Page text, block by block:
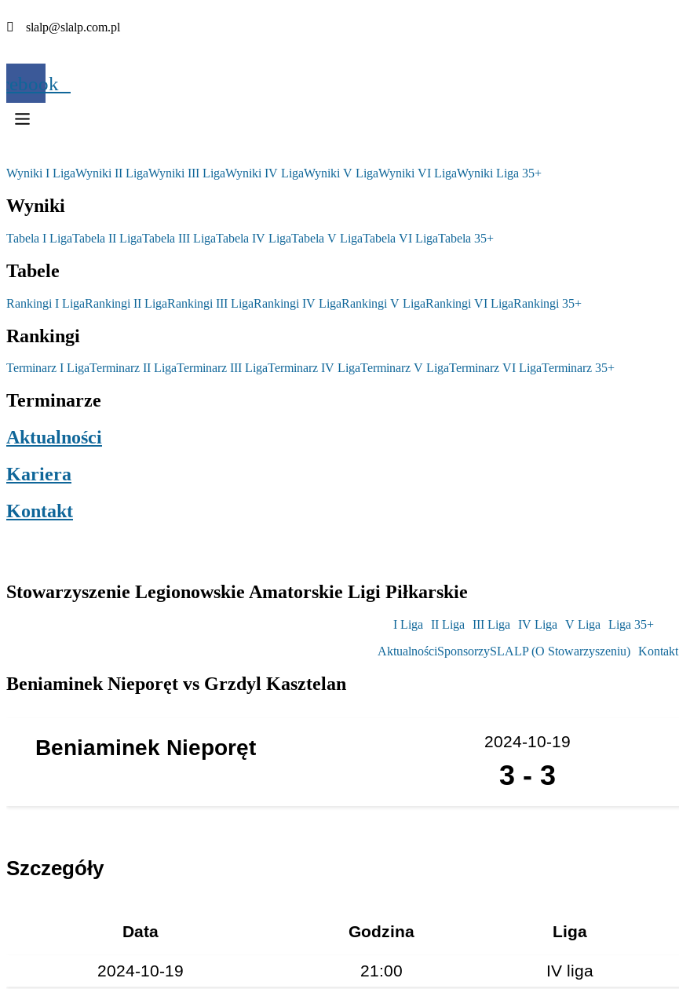
slalp@slalp.com.pl
Wyniki I LigaWyniki II LigaWyniki III LigaWyniki IV LigaWyniki V LigaWyniki VI LigaWyniki Liga 35+
Wyniki
Tabela I LigaTabela II LigaTabela III LigaTabela IV LigaTabela V LigaTabela VI LigaTabela 35+
Tabele
Rankingi I LigaRankingi II LigaRankingi III LigaRankingi IV LigaRankingi V LigaRankingi VI LigaRankingi 35+
Rankingi
Terminarz I LigaTerminarz II LigaTerminarz III LigaTerminarz IV LigaTerminarz V LigaTerminarz VI LigaTerminarz 35+
Terminarze
Aktualności
Kariera
Kontakt
Stowarzyszenie Legionowskie Amatorskie Ligi Piłkarskie
I Liga II Liga III Liga IV Liga V Liga
Liga 35+
AktualnościSponsorzySLALP (O Stowarzyszeniu) Kontakt
Beniaminek Nieporęt vs Grzdyl Kasztelan
Beniaminek Nieporęt 2024-10-19
3 - 3
Szczegóły
Data Godzina Liga
2024-10-19 21:00 IV liga